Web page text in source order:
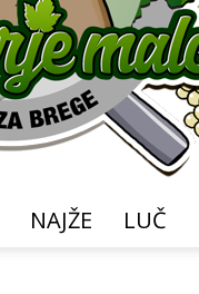
NAJŽE LUČ